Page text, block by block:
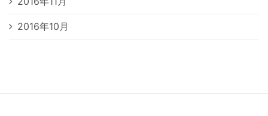
2016年10月